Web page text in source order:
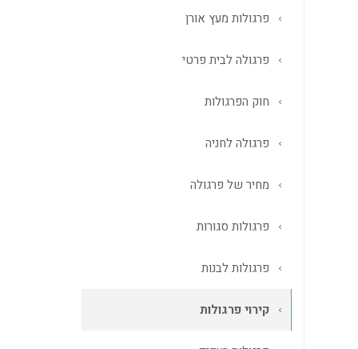
פרגולות מעץ אורן
פרגולה לבית פרטי
חוק הפרגולות
פרגולה לחניה
מחיר של פרגולה
פרגולות סגורות
פרגולות לבנות
קירוי פרגולות